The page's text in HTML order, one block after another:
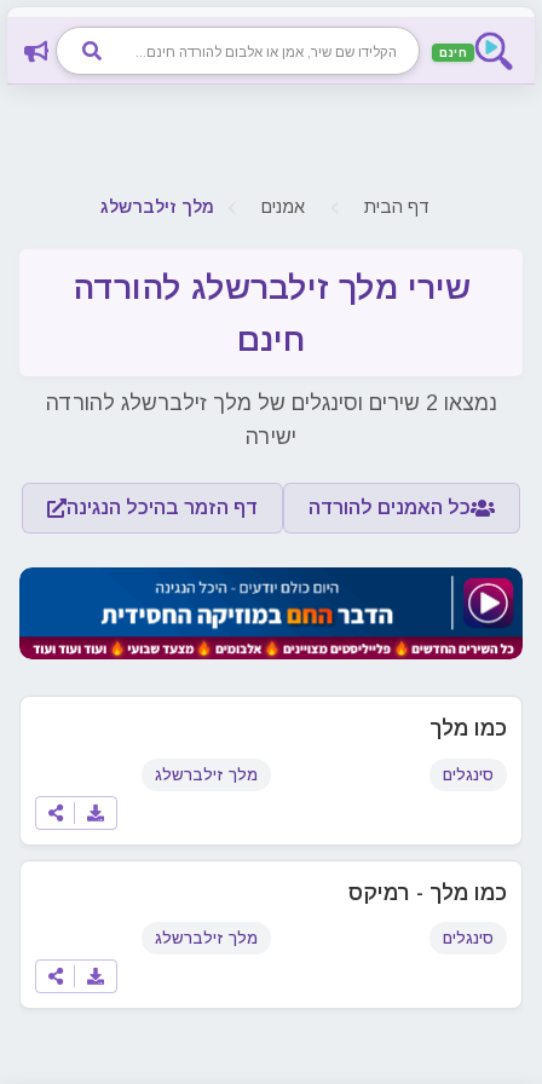
חינם
חיפוש שיר, אמן או אלבום להורדה חינם
דף הבית אמנים מלך זילברשלג
שירי מלך זילברשלג להורדה
חינם
נמצאו 2 שירים וסינגלים של מלך זילברשלג להורדה
ישירה
כל האמנים להורדה דף הזמר בהיכל הנגינה
כמו מלך
סינגלים מלך זילברשלג
כמו מלך - רמיקס
סינגלים מלך זילברשלג